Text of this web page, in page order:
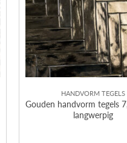
HANDVORM TEGELS
Gouden handvorm tegels
langwerpig